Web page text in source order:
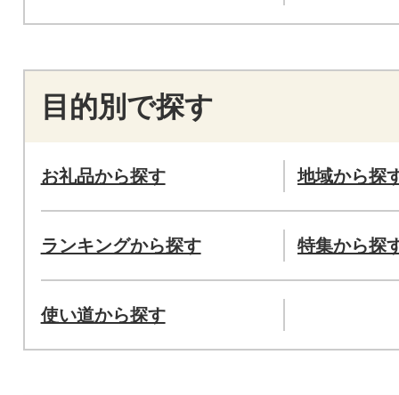
目的別で探す
お礼品から探す 地域から探
ランキングから探す 特集から探
使い道から探す